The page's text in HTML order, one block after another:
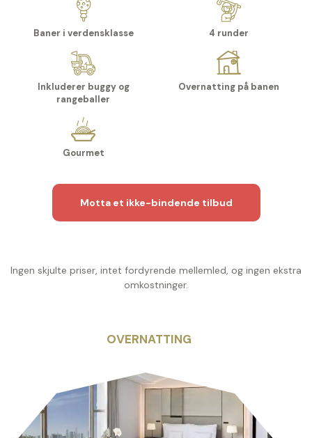
Baner i verdensklasse 4 runder
Inkluderer buggy og
rangeballer
Overnatting på banen
Gourmet
Motta et ikke-bindende tilbud
Ingen skjulte priser, intet fordyrende mellemled, og ingen ekstra
omkostninger.
OVERNATTING